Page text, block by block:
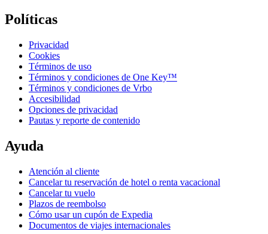
Políticas
Privacidad
Cookies
Términos de uso
Términos y condiciones de One Key™
Términos y condiciones de Vrbo
Accesibilidad
Opciones de privacidad
Pautas y reporte de contenido
Ayuda
Atención al cliente
Cancelar tu reservación de hotel o renta vacacional
Cancelar tu vuelo
Plazos de reembolso
Cómo usar un cupón de Expedia
Documentos de viajes internacionales